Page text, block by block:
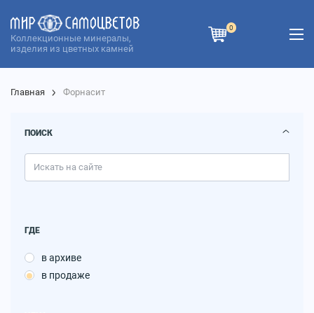
Коллекционные минералы,
изделия из цветных камней
0
Главная Форнасит
ПОИСК
ГДЕ
в архиве
в продаже